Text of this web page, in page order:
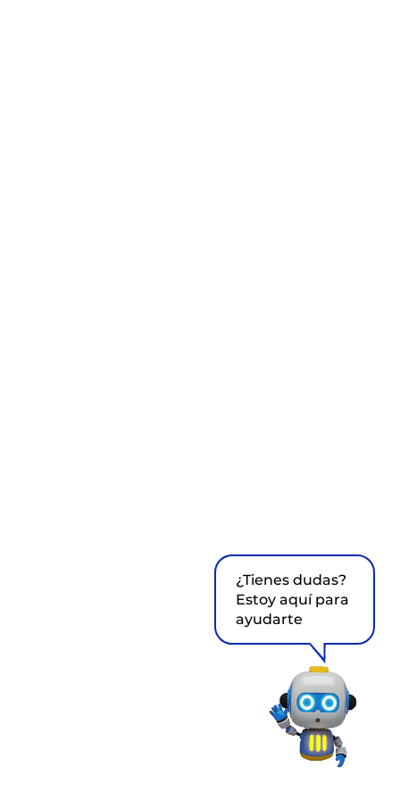
¿Tienes dudas?
Estoy aquí para
ayudarte